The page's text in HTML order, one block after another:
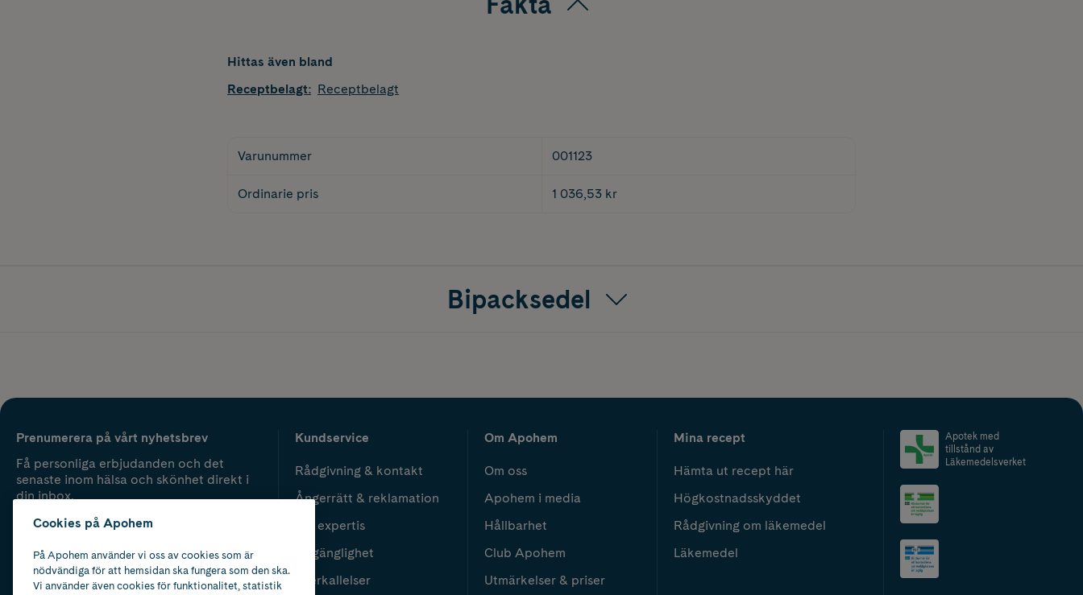
Hittas även bland
Receptbelagt: Receptbelagt
Varunummer 001123
Ordinarie pris 1 036,53 kr
Bipacksedel
Prenumerera på vårt nyhetsbrev
Få personliga erbjudanden och det
senaste inom hälsa och skönhet direkt i
din inbox.
Kundservice
Rådgivning & kontakt
Ångerrätt & reklamation
Vår expertis
Tillgänglighet
Återkallelser
Om Apohem
Om oss
Apohem i media
Hållbarhet
Club Apohem
Utmärkelser & priser
Mina recept
Hämta ut recept här
Högkostnadsskyddet
Rådgivning om läkemedel
Läkemedel
Apotek med
tillstånd av
Läkemedelsverket
Cookies på Apohem
På Apohem använder vi oss av cookies som är
nödvändiga för att hemsidan ska fungera som den ska.
Vi använder även cookies för funktionalitet, statistik